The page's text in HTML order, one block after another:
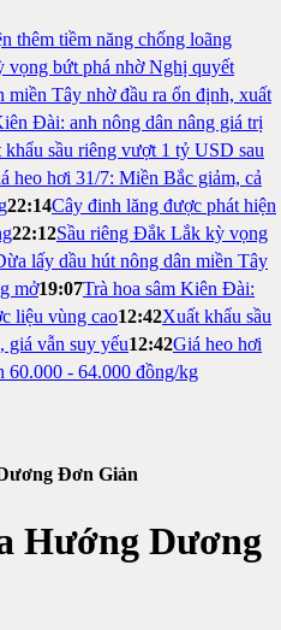
thêm tiềm năng chống loãng
vọng bứt phá nhờ Nghị quyết
miền Tây nhờ đầu ra ổn định, xuất
Đài: anh nông dân nâng giá trị
khẩu sầu riêng vượt 1 tỷ USD sau
heo hơi 31/7: Miền Bắc giảm, cả
22:14Cây đinh lăng được phát hiện
22:12Sầu riêng Đắk Lắk kỳ vọng
lấy dầu hút nông dân miền Tây
mở19:07Trà hoa sâm Kiên Đài:
liệu vùng cao12:42Xuất khẩu sầu
giá vẫn suy yếu12:42Giá heo hơi
60.000 - 64.000 đồng/kg
Đơn Giản
Hướng Dương